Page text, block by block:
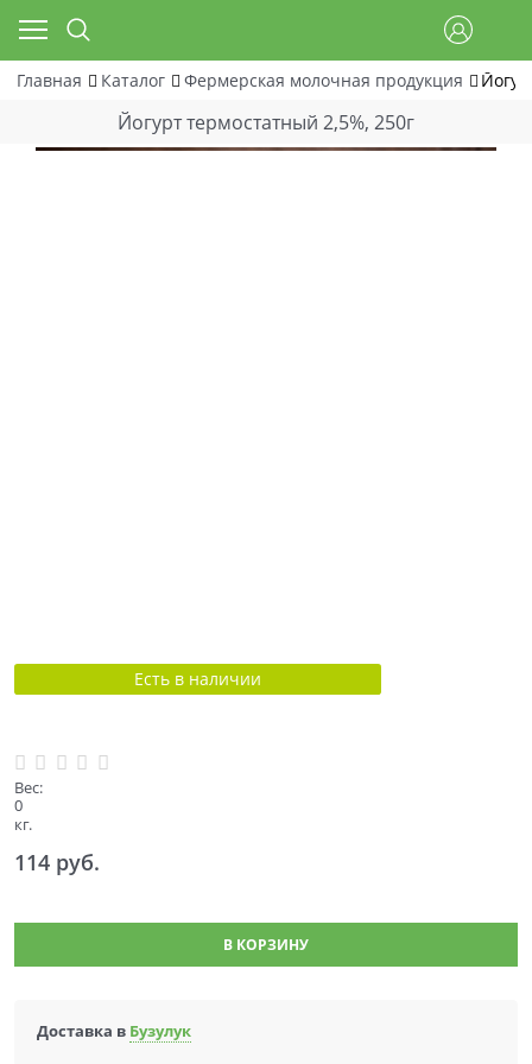
Главная Каталог Фермерская молочная продукция
Йогурт термостатный 2,5%, 250г
Есть в наличии
Вес:
0
кг.
114 руб.
В КОРЗИНУ
Доставка в Бузулук